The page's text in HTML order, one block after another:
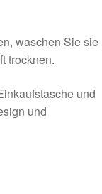
waschen Sie sie
trocknen.
und
und